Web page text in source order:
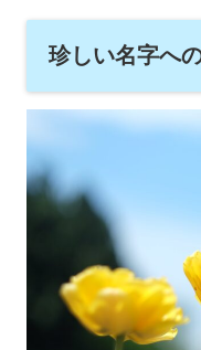
珍しい名字へ